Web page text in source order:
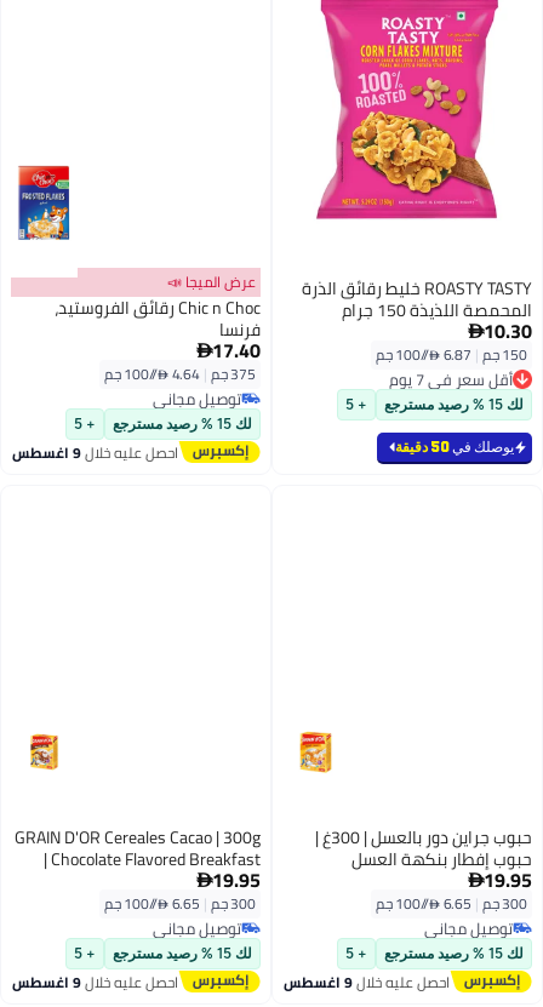
ROASTY TASTY خليط رقائق الذرة
المحمصة اللذيذة 150 جرام
10.30
150 جم |
أقل سعر في 7 يوم
أقل سعر في 7 يوملك 15 % رصيد مسترجع + 5
يوصلك في50 دقيقة
عرض الميجا 📣
Chic n Choc رقائق الفروستيد،
فرنسا
17.40
375 جم |
توصيل مجاني
توصيل مجانيلك 15 % رصيد مسترجع + 5
احصل عليه خلال9 اغسطس
حبوب جراين دور بالعسل | 300غ |
حبوب إفطار بنكهة العسل
19.95
300 جم |
توصيل مجاني
توصيل مجانيلك 15 % رصيد مسترجع + 5
احصل عليه خلال9 اغسطس
GRAIN D'OR Cereales Cacao | 300g
| Chocolate Flavored Breakfast
Cereal
19.95
300 جم |
توصيل مجاني
توصيل مجانيلك 15 % رصيد مسترجع + 5
احصل عليه خلال9 اغسطس